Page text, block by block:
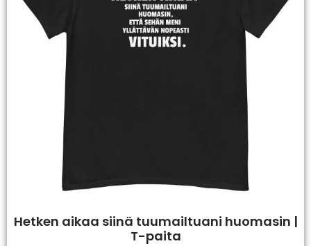
Hetken aikaa siinä tuumailtuani huomasin |
T-paita